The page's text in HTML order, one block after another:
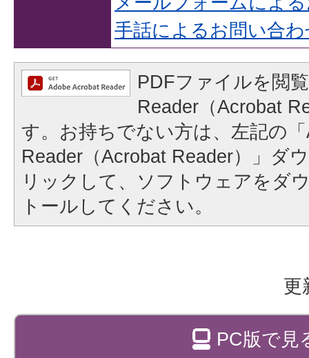
手話によるお問い合
PDFファイルを閲
Reader（Acrobat
す。お持ちでない方は、左記の
Reader（Acrobat Reader）」ダ
リックして、ソフトウェアをダ
トールしてください。
更
PC版で見